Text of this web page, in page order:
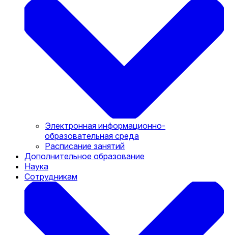
Электронная информационно-
образовательная среда
Расписание занятий
Дополнительное образование
Наука
Сотрудникам